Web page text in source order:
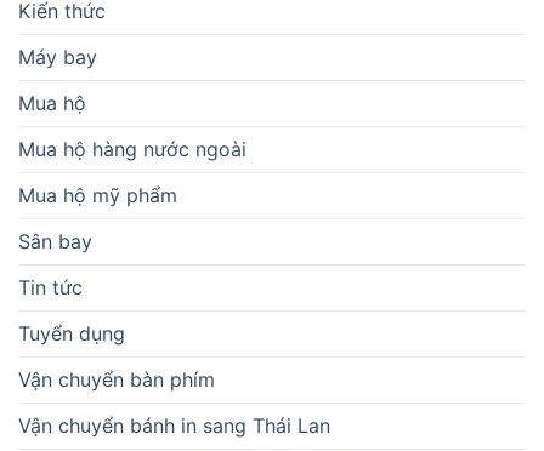
Kiến thức
Máy bay
Mua hộ
Mua hộ hàng nước ngoài
Mua hộ mỹ phẩm
Sân bay
Tin tức
Tuyển dụng
Vận chuyển bàn phím
Vận chuyển bánh in sang Thái Lan